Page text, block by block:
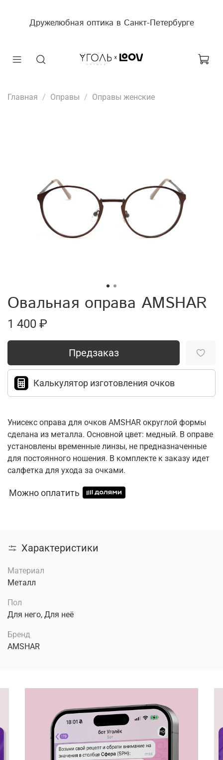
Дружелюбная оптика в Санкт-Петербурге
Главная Оправы Оправы женские
Овальная оправа AMSHAR
1 400 ₽
Предзаказ
Калькулятор изготовления очков
Унисекс оправа для очков AMSHAR округлой формы
сделана из металла. Основной цвет: медный. В оправе
установлены временные линзы, не предназначенные
для постоянного ношения. В комплекте к заказу идет
салфетка для ухода за очками.
Можно оплатить
Характеристики
Материал
Металл
Пол
Для него, Для неё
Бренд
AMSHAR